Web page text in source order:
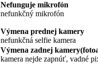
Nefunguje mikrofón
nefunkčný mikrofón
Výmena prednej kamery
nefunkčná selfie kamera
Výmena zadnej
kamera nejde zapnúť, vadné